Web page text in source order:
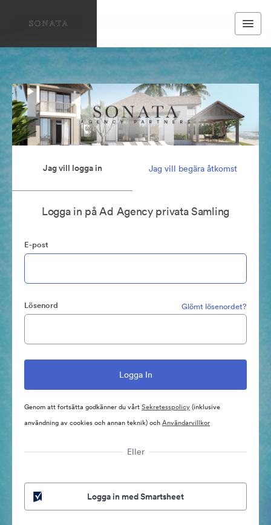
Jag vill logga in Jag vill begära åtkomst
Logga in på Ad Agency privata Samling
E-post
Lösenord Glömt lösenordet?
Genom att fortsätta godkänner du vårtSekretesspolicy(inklusive
användning av cookies och annan teknik) ochAnvändarvillkor
Eller
Logga in med Smartsheet